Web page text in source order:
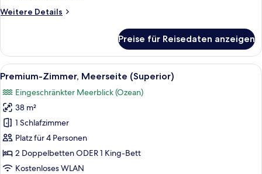
Weitere Details
Weitere
Zimmer,
Meerseite
(Superior)
Preise für Reisedaten anzeigen
Alle
Fotos
für
Premium-
Zimmer,
Meerseite
(Superior)
anzeigen
Ein Hotelzimmer mit einem großen
15
Premium-Zimmer, Meerseite (Superior)
Eingeschränkter Meerblick (Ozean)
38 m²
1 Schlafzimmer
Platz für 4 Personen
2 Doppelbetten ODER 1 King-Bett
Kostenloses WLAN